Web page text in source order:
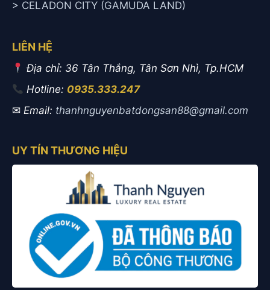
> CELADON CITY (GAMUDA LAND)
LIÊN HỆ
Địa chỉ: 36 Tân Thắng, Tân Sơn Nhì, Tp.HCM
Hotline: 0935.333.247
✉ Email: thanhnguyenbatdongsan88@gmail.com
UY TÍN THƯƠNG HIỆU